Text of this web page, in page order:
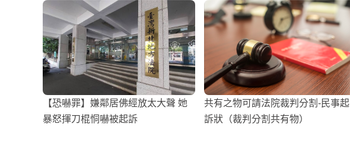
【恐嚇罪】嫌鄰居佛經放太大聲 她
暴怒揮刀棍恫嚇被起訴
共有之物可請法院裁判分割-民事起
訴狀（裁判分割共有物）